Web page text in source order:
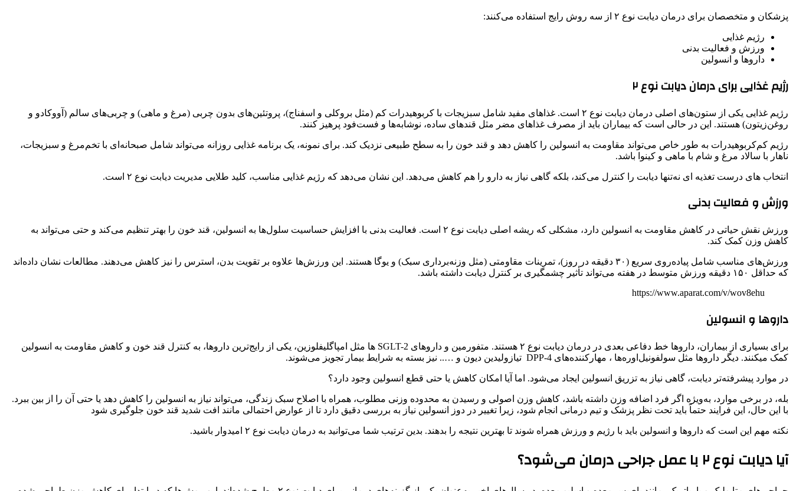
پزشکان و متخصصان برای درمان دیابت نوع ۲ از سه روش رایج استفاده می‌کنند:
رژیم غذایی
ورزش و فعالیت بدنی
داروها و انسولین
رژیم غذایی برای درمان دیابت نوع ۲
رژیم غذایی یکی از ستون‌های اصلی درمان دیابت نوع ۲ است. غذاهای مفید شامل سبزیجات با کربوهیدرات کم (مثل بروکلی و اسفناج)، پروتئین‌های بدون چربی (مرغ و ماهی) و چربی‌های سالم (آووکادو و
روغن‌زیتون) هستند. این در حالی است که بیماران باید از مصرف غذاهای مضر مثل قندهای ساده، نوشابه‌ها و فست‌فود پرهیز کنند.
رژیم کم‌کربوهیدرات به طور خاص می‌تواند مقاومت به انسولین را کاهش دهد و قند خون را به سطح طبیعی نزدیک کند. برای نمونه، یک برنامه غذایی روزانه می‌تواند شامل صبحانه‌ای با تخم‌مرغ و سبزیجات،
ناهار با سالاد مرغ و شام با ماهی و کینوا باشد.
انتخاب های درست تغذیه ای نه‌تنها دیابت را کنترل می‌کند، بلکه گاهی نیاز به دارو را هم کاهش می‌دهد. این نشان می‌دهد که رژیم غذایی مناسب، کلید طلایی مدیریت دیابت نوع ۲ است.
ورزش و فعالیت بدنی
ورزش نقش حیاتی در کاهش مقاومت به انسولین دارد، مشکلی که ریشه اصلی دیابت نوع ۲ است. فعالیت بدنی با افزایش حساسیت سلول‌ها به انسولین، قند خون را بهتر تنظیم می‌کند و حتی می‌تواند به
کاهش وزن کمک کند.
ورزش‌های مناسب شامل پیاده‌روی سریع (۳۰ دقیقه در روز)، تمرینات مقاومتی (مثل وزنه‌برداری سبک) و یوگا هستند. این ورزش‌ها علاوه بر تقویت بدن، استرس را نیز کاهش می‌دهند. مطالعات نشان داده‌اند
که حداقل ۱۵۰ دقیقه ورزش متوسط در هفته می‌تواند تأثیر چشمگیری بر کنترل دیابت داشته باشد.
https://www.aparat.com/v/wov8ehu
داروها و انسولین
برای بسیاری از بیماران، داروها خط دفاعی بعدی در درمان دیابت نوع ۲ هستند. متفورمین و داروهای SGLT-2 ها مثل امپاگلیفلوزین، یکی از رایج‌ترین داروها، به کنترل قند خون و کاهش مقاومت به انسولین
کمک میکنند. دیگر داروها مثل سولفونیل‌اوره‌ها ، مهارکننده‌های DPP-4 تیازولیدین دیون و ….. نیز بسته به شرایط بیمار تجویز می‌شوند.
در موارد پیشرفته‌تر دیابت، گاهی نیاز به تزریق انسولین ایجاد می‌شود. اما آیا امکان کاهش یا حتی قطع انسولین وجود دارد؟
بله، در برخی موارد، به‌ویژه اگر فرد اضافه وزن داشته باشد، کاهش وزن اصولی و رسیدن به محدوده وزنی مطلوب، همراه با اصلاح سبک زندگی، می‌تواند نیاز به انسولین را کاهش دهد یا حتی آن را از بین ببرد.
با این حال، این فرایند حتماً باید تحت نظر پزشک و تیم درمانی انجام شود، زیرا تغییر در دوز انسولین نیاز به بررسی دقیق دارد تا از عوارض احتمالی مانند افت شدید قند خون جلوگیری شود
نکته مهم این است که داروها و انسولین باید با رژیم و ورزش همراه شوند تا بهترین نتیجه را بدهند. بدین ترتیب شما می‌توانید به درمان دیابت نوع ۲ امیدوار باشید.
آیا دیابت نوع ۲ با عمل جراحی درمان می‌شود؟